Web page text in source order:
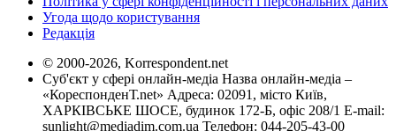
Угода щодо користування
Редакція
© 2000-2026, Korrespondent.net
Суб'єкт у сфері онлайн-медіа Назва онлайн-медіа –
«КореспонденТ.net» Адреса: 02091, місто Київ,
ХАРКІВСЬКЕ ШОСЕ, будинок 172-Б, офіс 208/1 E-mail:
sunlight@mediadim.com.ua Телефон: 044-205-43-00